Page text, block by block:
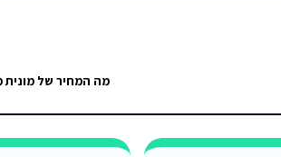
מה המחיר של מונית